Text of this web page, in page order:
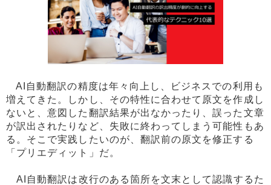
AI自動翻訳の精度は年々向上し、ビジネスでの利用も
増えてきた。しかし、その特性に合わせて原文を作成し
ないと、意図した翻訳結果が出なかったり、誤った文章
が訳出されたりなど、失敗に終わってしまう可能性もあ
る。そこで実践したいのが、翻訳前の原文を修正する
「プリエディット」だ。
AI自動翻訳は改行のある箇所を文末として認識するた